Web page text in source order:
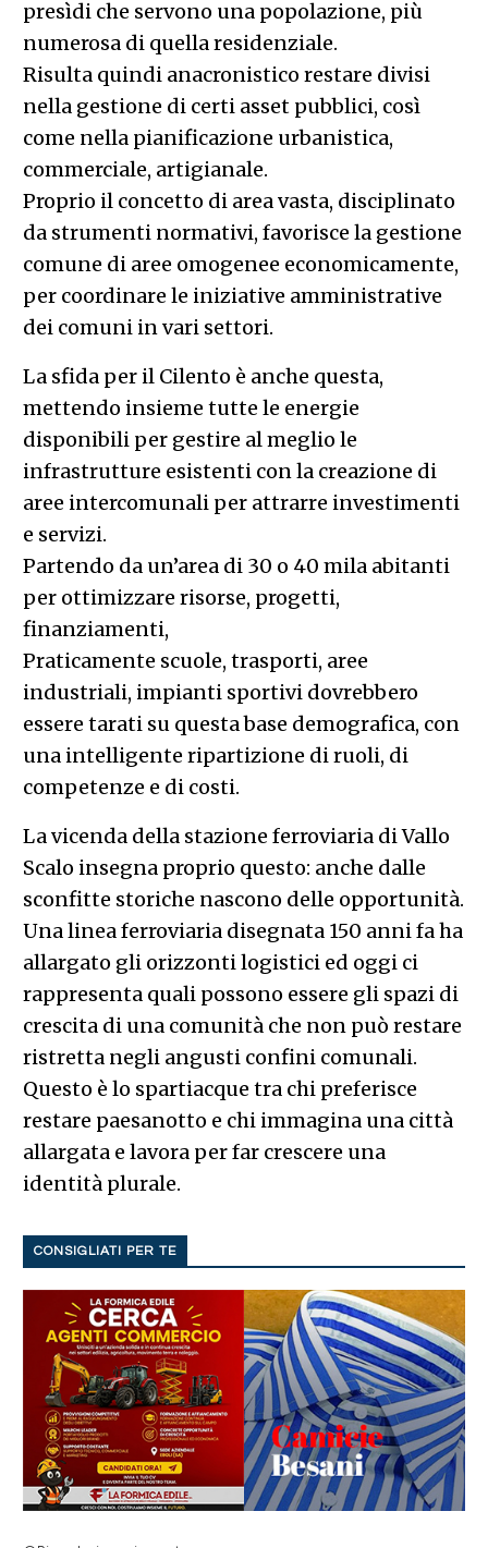
presìdi che servono una popolazione, più
numerosa di quella residenziale.
Risulta quindi anacronistico restare divisi
nella gestione di certi asset pubblici, così
come nella pianificazione urbanistica,
commerciale, artigianale.
Proprio il concetto di area vasta, disciplinato
da strumenti normativi, favorisce la gestione
comune di aree omogenee economicamente,
per coordinare le iniziative amministrative
dei comuni in vari settori.
La sfida per il Cilento è anche questa,
mettendo insieme tutte le energie
disponibili per gestire al meglio le
infrastrutture esistenti con la creazione di
aree intercomunali per attrarre investimenti
e servizi.
Partendo da un’area di 30 o 40 mila abitanti
per ottimizzare risorse, progetti,
finanziamenti,
Praticamente scuole, trasporti, aree
industriali, impianti sportivi dovrebbero
essere tarati su questa base demografica, con
una intelligente ripartizione di ruoli, di
competenze e di costi.
La vicenda della stazione ferroviaria di Vallo
Scalo insegna proprio questo: anche dalle
sconfitte storiche nascono delle opportunità.
Una linea ferroviaria disegnata 150 anni fa ha
allargato gli orizzonti logistici ed oggi ci
rappresenta quali possono essere gli spazi di
crescita di una comunità che non può restare
ristretta negli angusti confini comunali.
Questo è lo spartiacque tra chi preferisce
restare paesanotto e chi immagina una città
allargata e lavora per far crescere una
identità plurale.
CONSIGLIATI PER TE